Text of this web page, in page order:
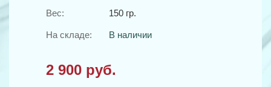
Вес: 150 гр.
На складе: В наличии
2 900 руб.